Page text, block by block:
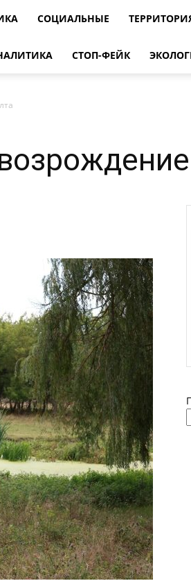
СОЦИАЛЬНЫЕ
СТОП-ФЕЙК